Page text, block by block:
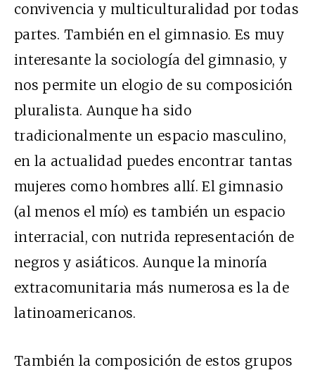
convivencia y multiculturalidad por todas
partes. También en el gimnasio. Es muy
interesante la sociología del gimnasio, y
nos permite un elogio de su composición
pluralista. Aunque ha sido
tradicionalmente un espacio masculino,
en la actualidad puedes encontrar tantas
mujeres como hombres allí. El gimnasio
(al menos el mío) es también un espacio
interracial, con nutrida representación de
negros y asiáticos. Aunque la minoría
extracomunitaria más numerosa es la de
latinoamericanos.
También la composición de estos grupos